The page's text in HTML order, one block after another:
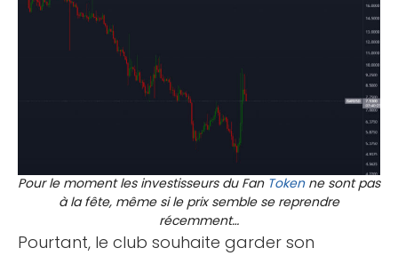
Pour le moment les investisseurs du Fan Tokenne sont pas
à la fête, même si le prix semble se reprendre
récemment…
Pourtant, le club souhaite garder son